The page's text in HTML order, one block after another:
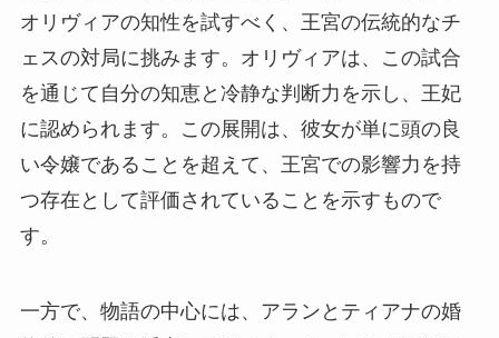
オリヴィアの知性を試すべく、王宮の伝統的なチ
ェスの対局に挑みます。オリヴィアは、この試合
を通じて自分の知恵と冷静な判断力を示し、王妃
に認められます。この展開は、彼女が単に頭の良
い令嬢であることを超えて、王宮での影響力を持
つ存在として評価されていることを示すもので
す。
一方で、物語の中心には、アランとティアナの婚